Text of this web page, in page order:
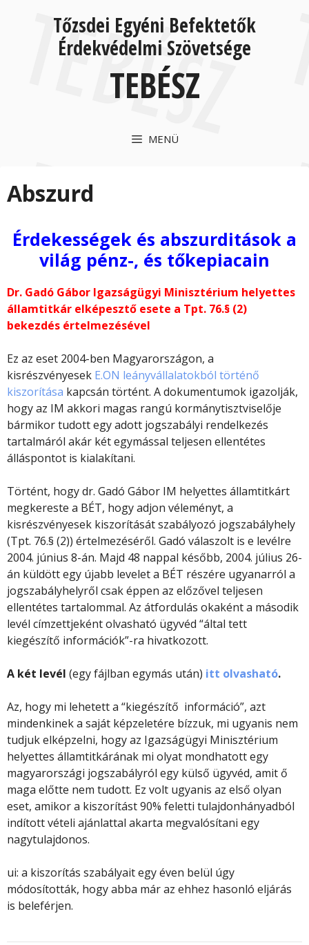
Tőzsdei Egyéni Befektetők
Érdekvédelmi Szövetsége
TEBÉSZ
MENÜ
Abszurd
Érdekességek és abszurditások a
világ pénz-, és tőkepiacain
Dr. Gadó Gábor Igazságügyi Minisztérium helyettes
államtitkár elképesztő esete a Tpt. 76.§ (2)
bekezdés értelmezésével
Ez az eset 2004-ben Magyarországon, a
kisrészvényesek E.ON leányvállalatokból történő
kiszorítása kapcsán történt. A dokumentumok igazolják,
hogy az IM akkori magas rangú kormánytisztviselője
bármikor tudott egy adott jogszabályi rendelkezés
tartalmáról akár két egymással teljesen ellentétes
álláspontot is kialakítani.
Történt, hogy dr. Gadó Gábor IM helyettes államtitkárt
megkereste a BÉT, hogy adjon véleményt, a
kisrészvényesek kiszorítását szabályozó jogszabályhely
(Tpt. 76.§ (2)) értelmezéséről. Gadó válaszolt is e levélre
2004. június 8-án. Majd 48 nappal később, 2004. július 26-
án küldött egy újabb levelet a BÉT részére ugyanarról a
jogszabályhelyről csak éppen az előzővel teljesen
ellentétes tartalommal. Az átfordulás okaként a második
levél címzettjeként olvasható ügyvéd “által tett
kiegészítő információk”-ra hivatkozott.
A két levél (egy fájlban egymás után) itt olvasható.
Az, hogy mi lehetett a “kiegészítő információ”, azt
mindenkinek a saját képzeletére bízzuk, mi ugyanis nem
tudjuk elképzelni, hogy az Igazságügyi Minisztérium
helyettes államtitkárának mi olyat mondhatott egy
magyarországi jogszabályról egy külső ügyvéd, amit ő
maga előtte nem tudott. Ez volt ugyanis az első olyan
eset, amikor a kiszorítást 90% feletti tulajdonhányadból
indított vételi ajánlattal akarta megvalósítani egy
nagytulajdonos.
ui: a kiszorítás szabályait egy éven belül úgy
módosították, hogy abba már az ehhez hasonló eljárás
is beleférjen.